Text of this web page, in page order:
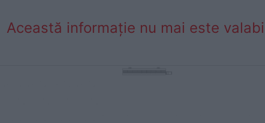
Această informaţie nu mai este